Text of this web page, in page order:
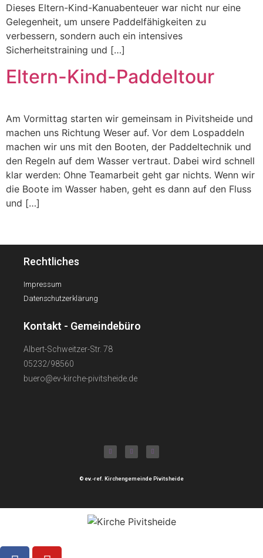
Dieses Eltern-Kind-Kanuabenteuer war nicht nur eine
Gelegenheit, um unsere Paddelfähigkeiten zu
verbessern, sondern auch ein intensives
Sicherheitstraining und […]
Eltern-Kind-Paddeltour
Am Vormittag starten wir gemeinsam in Pivitsheide und
machen uns Richtung Weser auf. Vor dem Lospaddeln
machen wir uns mit den Booten, der Paddeltechnik und
den Regeln auf dem Wasser vertraut. Dabei wird schnell
klar werden: Ohne Teamarbeit geht gar nichts. Wenn wir
die Boote im Wasser haben, geht es dann auf den Fluss
und […]
Kontakt - Gemeindebüro
Albert-Schweitzer-Str. 78
05232/98560
buero@ev-kirche-pivitsheide.de
Rechtliches
Impressum
Datenschutzerklärung
© ev.-ref. Kirchengemeinde Pivitsheide